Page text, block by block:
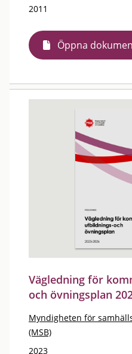
2011
Öppna
Vägledning för
och övningsplan
Myndigheten för
(MSB)
2023